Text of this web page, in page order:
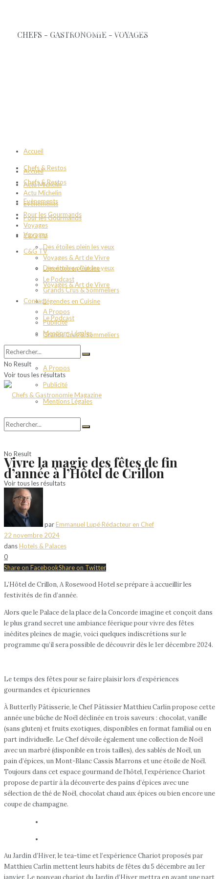
Accueil
Chefs & Restos
Actu Michelin
Evènements
Pour les Gourmands
Voyages
C&G TV
Des étoiles plein les yeux
Voyages & Art de Vivre
Légendes en Cuisine
Le Podcast
Grands Crus & Sommeliers
Contact
A Propos
Publicité
Mentions Légales
Accueil
Chefs & Restos
Actu Michelin
Evènements
Pour les Gourmands
Voyages
C&G TV
Des étoiles plein les yeux
Voyages & Art de Vivre
Légendes en Cuisine
Le Podcast
Grands Crus & Sommeliers
Contact
A Propos
Publicité
Mentions Légales
No Result
Voir tous les résultats
No Result
Voir tous les résultats
Vivre la magie des fêtes de fin
d’année à l’Hôtel de Crillon
parEmmanuel Lupé Rédacteur en Chef
22 novembre 2024
dansHotels & Palaces
0
Share on FacebookShare on Twitter
L’Hôtel de Crillon, A Rosewood Hotel se prépare à accueillir les
festivités de fin d’année.
Alors que le Palace de la place de la Concorde imagine et conçoit dans
le plus grand secret une ambiance féerique pour vivre des fêtes
inédites pleines de magie, voici quelques indiscrétions sur le
programme qu’il sera possible de découvrir dès le 1er décembre 2024.
Le temps des fêtes pour se faire plaisir lors d’expériences
gourmandes et épicuriennes
À Butterfly Pâtisserie, le Chef Pâtissier Matthieu Carlin propose cette
année une bûche de Noël déclinée en trois saveurs : chocolat, vanille
(sans gluten) et fruits exotiques, disponibles en format familial ou en
part individuelle. Le Chef dévoile également une collection de Noël
avec un marbré (disponible en trois tailles), des sablés de Noël, un
pain d’épices, un Mont-Blanc Cassis Marrons et une étoile de Noël.
Toujours dans cet espace gourmand de l’hôtel, l’expérience Chariot
propose de partir à la découverte des pains d’épices avec une
sélection de thé de Noël, chocolat chaud aux épices ou bien encore une
coupe de champagne.
Au Jardin d’Hiver, le tea-time et l’expérience Chariot proposés par
Matthieu Carlin mettent leurs habits de fêtes du 5 décembre au 1er
janvier. Le nouveau chariot du Jardin d’Hiver mettra en avant une part